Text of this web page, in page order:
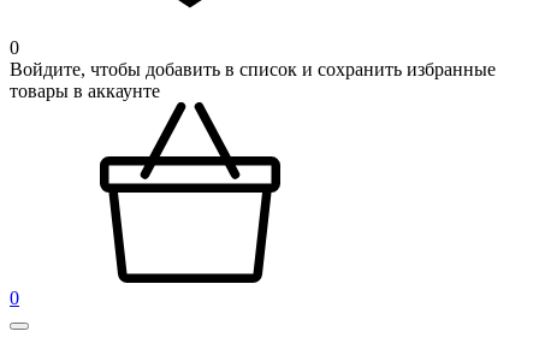
0
Войдите, чтобы добавить в список и сохранить избранные
товары в аккаунте
0